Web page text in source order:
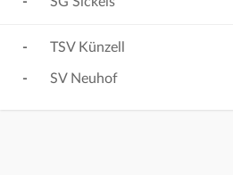
-
-
TSV Künzell
SV Neuhof